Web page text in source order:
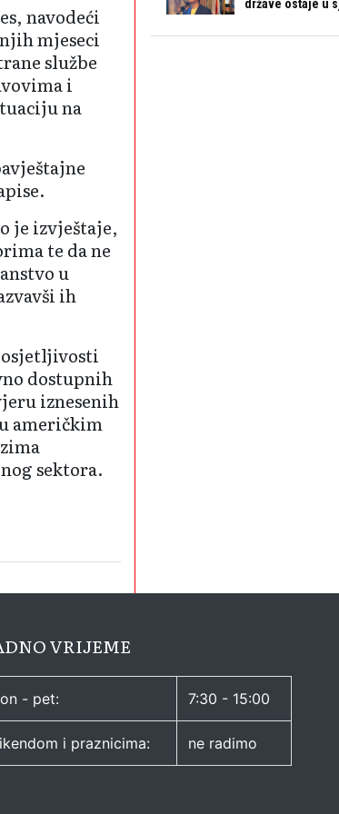
navodeći
mjeseci
službe
i
na
je izvještaje,
te da ne
u
ih
osjetljivosti
dostupnih
iznesenih
američkim
sektora.
države ostaje u
VRIJEME
- pet: 7:30 - 15:00
i praznicima: ne radimo